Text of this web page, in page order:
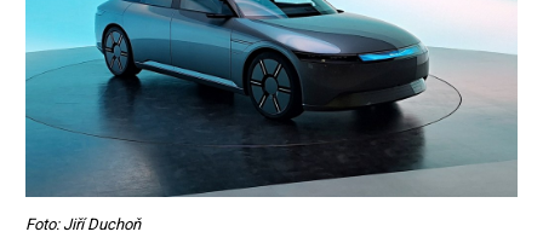
Foto: Jiří Duchoň